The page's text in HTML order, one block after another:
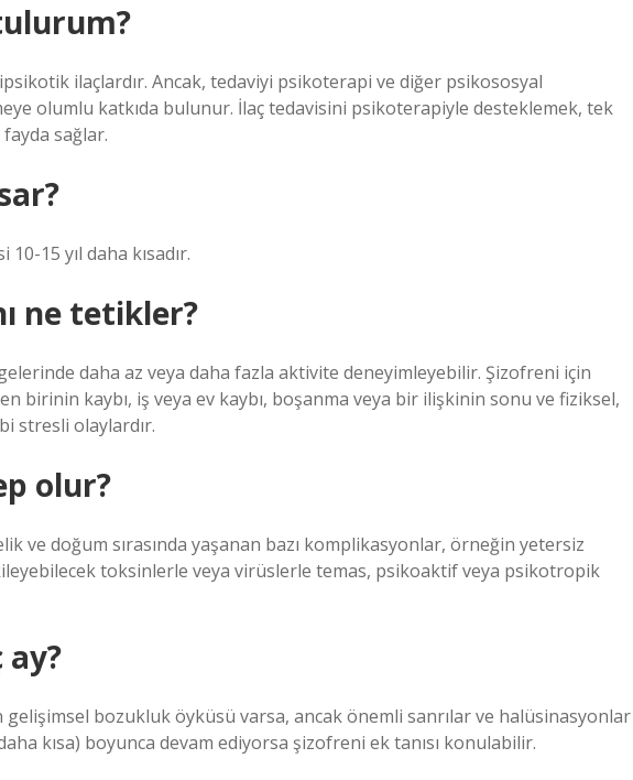
ilaçlardır. Ancak, tedaviyi psikoterapi ve diğer psikososyal
olumlu katkıda bulunur. İlaç tedavisini psikoterapiyle desteklemek, tek
sağlar.
15 yıl daha kısadır.
ne tetikler?
daha az veya daha fazla aktivite deneyimleyebilir. Şizofreni için
birinin kaybı, iş veya ev kaybı, boşanma veya bir ilişkinin sonu ve fiziksel,
stresli olaylardır.
olur?
ve doğum sırasında yaşanan bazı komplikasyonlar, örneğin yetersiz
toksinlerle veya virüslerle temas, psikoaktif veya psikotropik
ay?
gelişimsel bozukluk öyküsü varsa, ancak önemli sanrılar ve halüsinasyonlar
kısa) boyunca devam ediyorsa şizofreni ek tanısı konulabilir.